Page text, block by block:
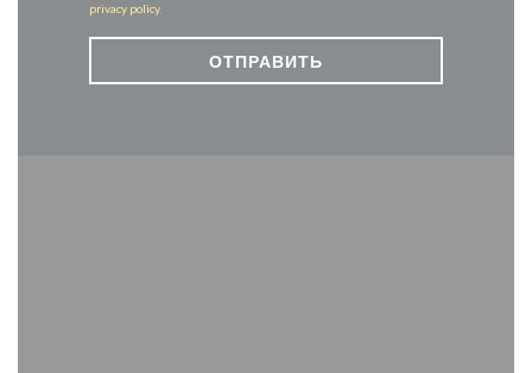
privacy policy.